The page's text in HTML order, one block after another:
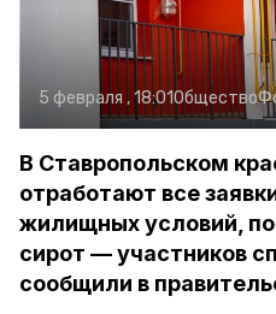
5 февраля , 18:01Общество
В Ставропольском
отработают все
жилищных условий,
сирот — участников
сообщили в